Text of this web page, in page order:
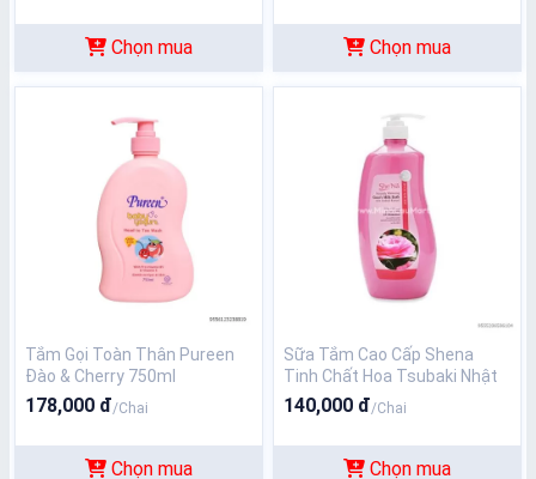
Chọn mua Chọn mua
Tắm Gọi Toàn Thân Pureen
Đào & Cherry 750ml
178,000 đ/Chai
Chọn mua
Sữa Tắm Cao Cấp Shena
Tinh Chất Hoa Tsubaki Nhật
1200ml
140,000 đ/Chai
Chọn mua